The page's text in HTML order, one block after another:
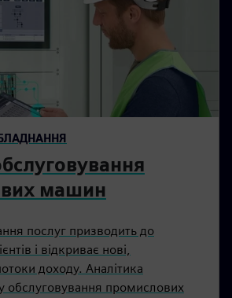
машин
послуг призводить до
і відкриває нові,
доходу. Аналітика
обслуговування промислових